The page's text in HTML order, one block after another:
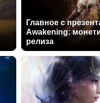
Главное с
Awakening:
релиза